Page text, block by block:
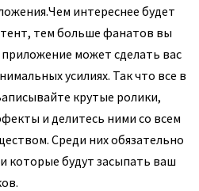
Чем интереснее будет
тем больше фанатов вы
приложение может сделать вас
усилиях. Так что все в
крутые ролики,
и делитесь ними со всем
Среди них обязательно
которые будут засыпать ваш